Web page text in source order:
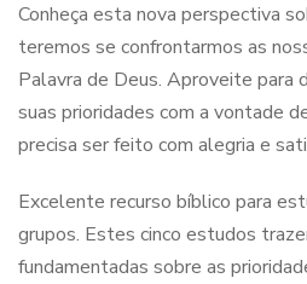
Conheça esta nova perspectiva
teremos se confrontarmos as
Palavra de Deus. Aproveite para
suas prioridades com a vontade
precisa ser feito com alegria e
Excelente recurso bíblico para
grupos. Estes cinco estudos
fundamentadas sobre as